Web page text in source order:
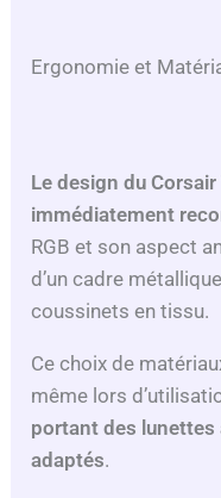
Ergonomie et
Le design du
immédiatement
RGB et son aspect
d’un cadre
coussinets en tissu.
Ce choix de
même lors
portant des
adaptés.